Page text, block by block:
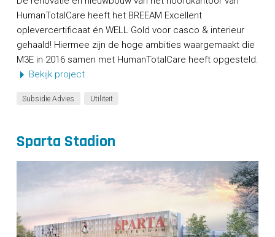
HumanTotalCare heeft het BREEAM Excellent
oplevercertificaat én WELL Gold voor casco & interieur
gehaald! Hiermee zijn de hoge ambities waargemaakt die
M3E in 2016 samen met HumanTotalCare heeft opgesteld.
Bekijk project
Subsidie Advies Utiliteit
Sparta Stadion